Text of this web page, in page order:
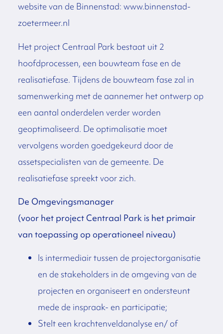
website van de Binnenstad: www.binnenstad-
zoetermeer.nl
Het project Centraal Park bestaat uit 2
hoofdprocessen, een bouwteam fase en de
realisatiefase. Tijdens de bouwteam fase zal in
samenwerking met de aannemer het ontwerp op
een aantal onderdelen verder worden
geoptimaliseerd. De optimalisatie moet
vervolgens worden goedgekeurd door de
assetspecialisten van de gemeente. De
realisatiefase spreekt voor zich.
De Omgevingsmanager
(voor het project Centraal Park is het primair
van toepassing op operationeel niveau)
Is intermediair tussen de projectorganisatie
en de stakeholders in de omgeving van de
projecten en organiseert en ondersteunt
mede de inspraak- en participatie;
Stelt een krachtenveldanalyse en/ of